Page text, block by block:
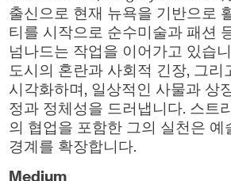
출신으로 현재 뉴욕을 기반으로
티를 시작으로 순수미술과 패션
넘나드는 작업을 이어가고 있습
도시의 혼란과 사회적 긴장, 그리
시각화하며, 일상적인 사물과 상
정과 정체성을 드러냅니다. 스트
의 협업을 포함한 그의 실천은 예
경계를 확장합니다.
Medium